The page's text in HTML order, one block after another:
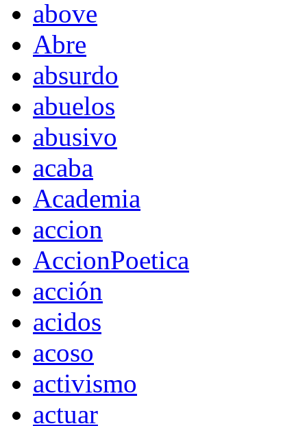
above
Abre
absurdo
abuelos
abusivo
acaba
Academia
accion
AccionPoetica
acción
acidos
acoso
activismo
actuar